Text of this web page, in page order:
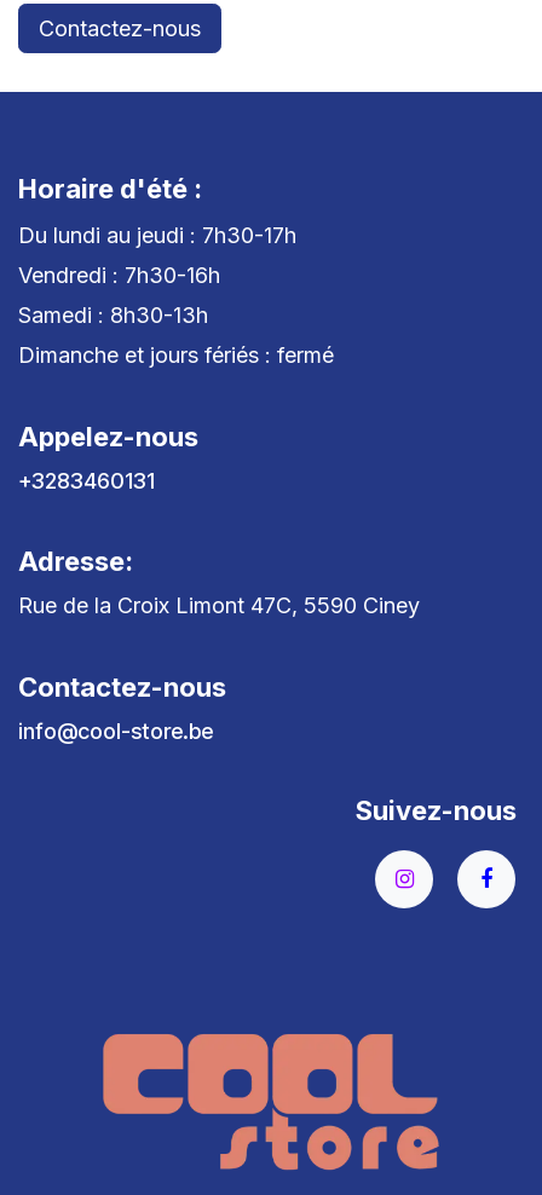
Contactez-nous
Horaire d'été :
Du lundi au jeudi : 7h30-17h
Vendredi : 7h30-16h
Samedi : 8h30-13h
Dimanche et jours fériés : fermé
Appelez-nous
+3283460131
Adresse:
Rue de la Croix Limont 47C, 5590 Ciney
Contactez-nous
info@cool-store.be
Suivez-nous